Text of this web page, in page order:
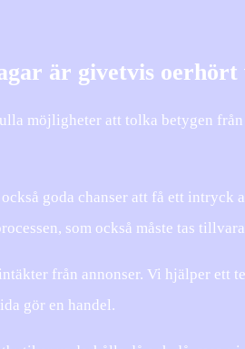
är givetvis
möjligheter att tolka betygen
goda chanser att få ett
som också måste tas
från annonser. Vi hjälper ett
gör en handel.